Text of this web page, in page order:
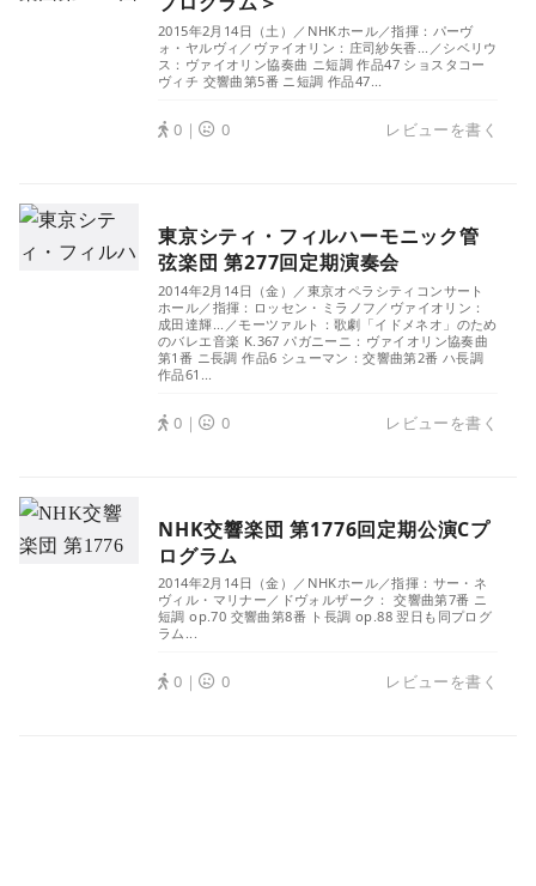
2015年2月14日（土）／NHKホール／指揮：パーヴ
ォ・ヤルヴィ／ヴァイオリン：庄司紗矢香...／シベリウ
ス：ヴァイオリン協奏曲 ニ短調 作品47 ショスタコー
ヴィチ 交響曲第5番 ニ短調 作品47...
0｜ 0 レビューを書く
東京シティ・フィルハーモニック管
弦楽団 第277回定期演奏会
2014年2月14日（金）／東京オペラシティコンサート
ホール／指揮：ロッセン・ミラノフ／ヴァイオリン：
成田達輝...／モーツァルト：歌劇「イドメネオ」のため
のバレエ音楽 K.367 パガニーニ：ヴァイオリン協奏曲
第1番 ニ長調 作品6 シューマン：交響曲第2番 ハ長調
作品61...
0｜ 0 レビューを書く
NHK交響楽団 第1776回定期公演Cプ
ログラム
2014年2月14日（金）／NHKホール／指揮：サー・ネ
ヴィル・マリナー／ドヴォルザーク： 交響曲第7番 ニ
短調 op.70 交響曲第8番 ト長調 op.88 翌日も同プログ
ラム...
0｜ 0 レビューを書く